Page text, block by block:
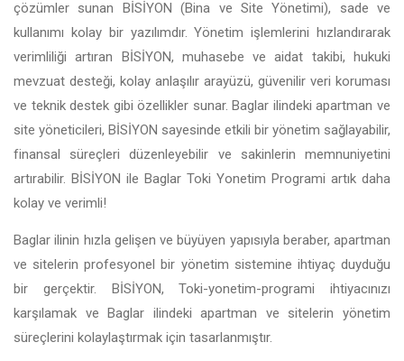
çözümler sunan BİSİYON (Bina ve Site Yönetimi), sade ve
kullanımı kolay bir yazılımdır. Yönetim işlemlerini hızlandırarak
verimliliği artıran BİSİYON, muhasebe ve aidat takibi, hukuki
mevzuat desteği, kolay anlaşılır arayüzü, güvenilir veri koruması
ve teknik destek gibi özellikler sunar. Baglar ilindeki apartman ve
site yöneticileri, BİSİYON sayesinde etkili bir yönetim sağlayabilir,
finansal süreçleri düzenleyebilir ve sakinlerin memnuniyetini
artırabilir. BİSİYON ile Baglar Toki Yonetim Programi artık daha
kolay ve verimli!
Baglar ilinin hızla gelişen ve büyüyen yapısıyla beraber, apartman
ve sitelerin profesyonel bir yönetim sistemine ihtiyaç duyduğu
bir gerçektir. BİSİYON, Toki-yonetim-programi ihtiyacınızı
karşılamak ve Baglar ilindeki apartman ve sitelerin yönetim
süreçlerini kolaylaştırmak için tasarlanmıştır.